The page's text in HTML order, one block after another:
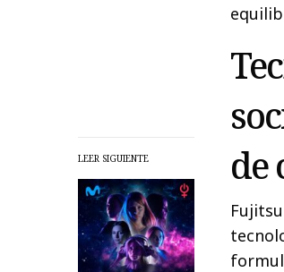
LEER SIGUIENTE
de